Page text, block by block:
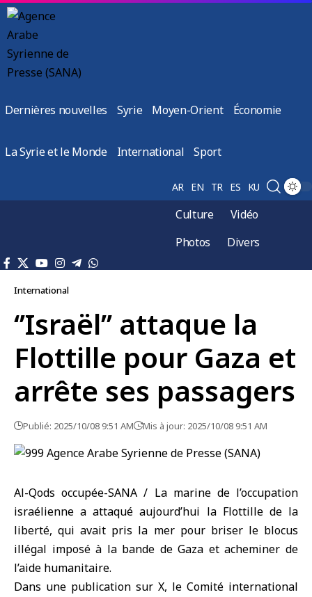
Dernières nouvelles Syrie Moyen-Orient Économie
La Syrie et le Monde International Sport
AR EN TR ES KU
Culture
Vidéo
Photos
Divers
International
‘’Israël’’ attaque la
Flottille pour Gaza et
arrête ses passagers
Publié: 2025/10/08 9:51 AM Mis à jour: 2025/10/08 9:51 AM
Al-Qods occupée-SANA / La marine de l’occupation
israélienne a attaqué aujourd’hui la Flottillede la
liberté, qui avait pris la mer pour briser le blocus
illégal imposé à la bande de Gaza et acheminer de
l’aide humanitaire.
Dans une publication sur X, le Comité international